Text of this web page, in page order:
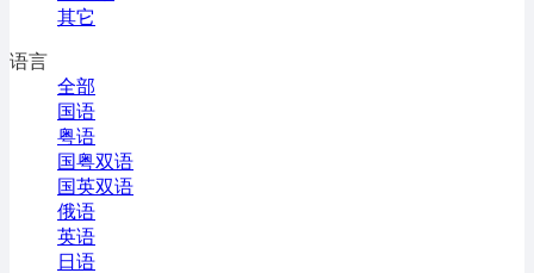
其它
语言
全部
国语
粤语
国粤双语
国英双语
俄语
英语
日语